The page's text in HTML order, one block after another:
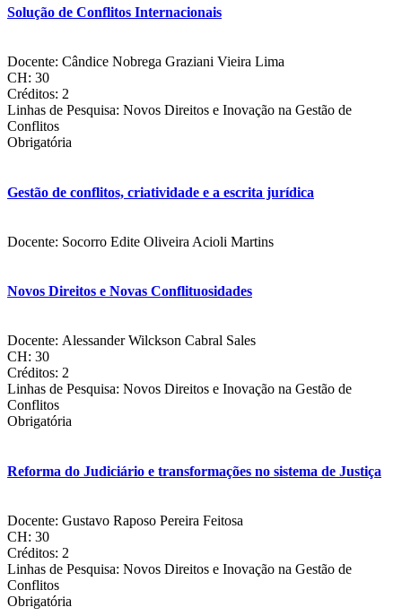
FACULDADE DE DIREITO DA UNIVERSIDADE DO
PORTO
UNIVERSIDADE DO MINHO
* Esta lista está sujeita a alterações e a flutuações em status de aplicabilidade.
Solução de Conflitos Internacionais
Docente: Cândice Nobrega Graziani Vieira Lima
CH: 30
Créditos: 2
Linhas de Pesquisa: Novos Direitos e Inovação na Gestão de
Conflitos
Obrigatória
Gestão de conflitos, criatividade e a escrita jurídica
Docente: Socorro Edite Oliveira Acioli Martins
Novos Direitos e Novas Conflituosidades
Docente: Alessander Wilckson Cabral Sales
CH: 30
Créditos: 2
Linhas de Pesquisa: Novos Direitos e Inovação na Gestão de
Conflitos
Obrigatória
Reforma do Judiciário e transformações no sistema de Justiça
Docente: Gustavo Raposo Pereira Feitosa
CH: 30
Créditos: 2
Linhas de Pesquisa: Novos Direitos e Inovação na Gestão de
Conflitos
Obrigatória